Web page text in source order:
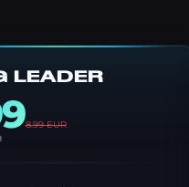
LEADER
8.99EUR